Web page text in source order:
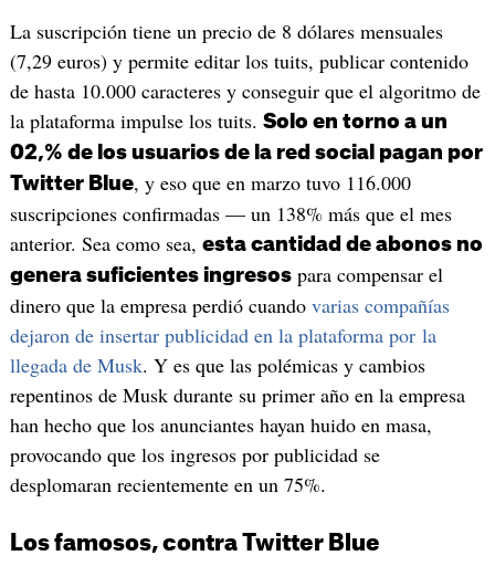
La suscripción tiene un precio de 8 dólares mensuales
(7,29 euros) y permite editar los tuits, publicar contenido
de hasta 10.000 caracteres y conseguir que el algoritmo de
la plataforma impulse los tuits. Solo en torno a un
02,% de los usuarios de la red social pagan por
Twitter Blue, y eso que en marzo tuvo 116.000
suscripciones confirmadas — un 138% más que el mes
anterior. Sea como sea, esta cantidad de abonos no
genera suficientes ingresospara compensar el
dinero que la empresa perdió cuando varias compañías
dejaron de insertar publicidad en la plataforma por la
llegada de Musk. Y es que las polémicas y cambios
repentinos de Musk durante su primer año en la empresa
han hecho que los anunciantes hayan huido en masa,
provocando que los ingresos por publicidad se
desplomaran recientemente en un 75%.
Los famosos, contra Twitter Blue